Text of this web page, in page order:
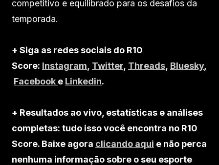
competitivo e equilibrado para os desafios da
temporada.
+ Siga as redes sociais do R10
Score: Instagram Twitter Threads Bluesky,
Facebook e Linkedin.
+ Resultados ao vivo, estatísticas e análises
completas: tudo isso você encontra no R10
Score. Baixe agora clicando aqui e não perca
nenhuma informação sobre o seu esporte